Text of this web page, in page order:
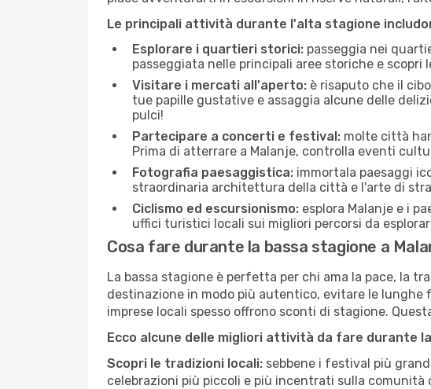
Le principali attività durante l'alta stagione
Esplorare i quartieri storici: passeggia nei
passeggiata nelle principali aree storiche e
Visitare i mercati all'aperto: è risaputo che il
tue papille gustative e assaggia alcune delle
pulci!
Partecipare a concerti e festival: molte città
Prima di atterrare a Malanje, controlla eventi
Fotografia paesaggistica: immortala paesaggi
straordinaria architettura della città e l'arte di
Ciclismo ed escursionismo: esplora Malanje e i
uffici turistici locali sui migliori percorsi da
Cosa fare durante la bassa stagione a
La bassa stagione è perfetta per chi ama la pace, la
destinazione in modo più autentico, evitare le
imprese locali spesso offrono sconti di stagione.
Ecco alcune delle migliori attività da fare durante
Scopri le tradizioni locali: sebbene i festival più
celebrazioni più piccoli e più incentrati sulla